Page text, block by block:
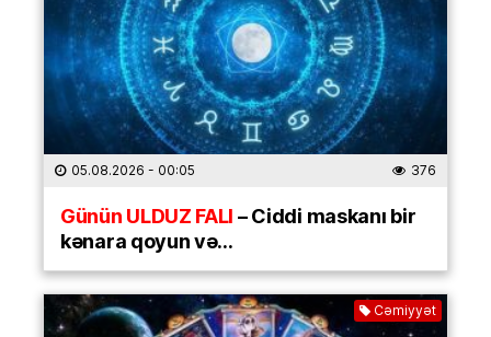
05.08.2026 - 00:05 376
Günün ULDUZ FALI– Ciddi maskanı bir
kənara qoyun və…
Cəmiyyət